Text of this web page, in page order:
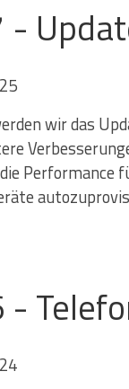
wir das
Performance